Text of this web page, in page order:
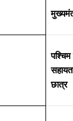
छात्र